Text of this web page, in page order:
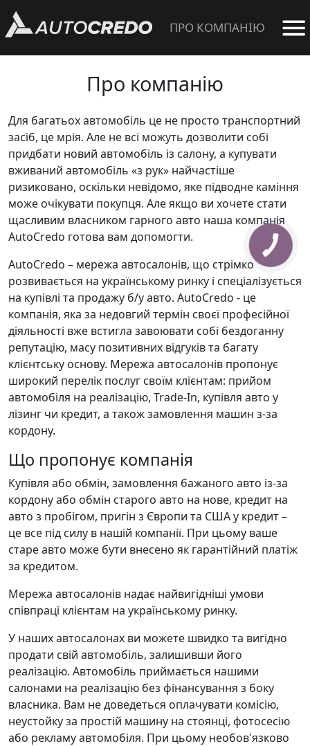
ПРО КОМПАНІЮ
Про компанію
Для багатьох автомобіль це не просто транспортний
засіб, це мрія. Але не всі можуть дозволити собі
придбати новий автомобіль із салону, а купувати
вживаний автомобіль «з рук» найчастіше
ризиковано, оскільки невідомо, яке підводне каміння
може очікувати покупця. Але якщо ви хочете стати
щасливим власником гарного авто наша компанія
AutoCredo готова вам допомогти.
AutoCredo – мережа автосалонів, що стрімко
розвивається на українському ринку і спеціалізується
на купівлі та продажу б/у авто. AutoCredo - це
компанія, яка за недовгий термін своєї професійної
діяльності вже встигла завоювати собі бездоганну
репутацію, масу позитивних відгуків та багату
клієнтську основу. Мережа автосалонів пропонує
широкий перелік послуг своїм клієнтам: прийом
автомобіля на реалізацію, Trade-In, купівля авто у
лізинг чи кредит, а також замовлення машин з-за
кордону.
Що пропонує компанія
Купівля або обмін, замовлення бажаного авто із-за
кордону або обмін старого авто на нове, кредит на
авто з пробігом, пригін з Європи та США у кредит –
це все під силу в нашій компанії. При цьому ваше
старе авто може бути внесено як гарантійний платіж
за кредитом.
Мережа автосалонів надає найвигідніші умови
співпраці клієнтам на українському ринку.
У наших автосалонах ви можете швидко та вигідно
продати свій автомобіль, залишивши його
реалізацію. Автомобіль приймається нашими
салонами на реалізацію без фінансування з боку
власника. Вам не доведеться оплачувати комісію,
неустойку за простій машину на стоянці, фотосесію
або рекламу автомобіля. При цьому необов'язково